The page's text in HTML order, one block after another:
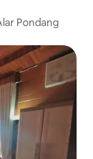
Pondang